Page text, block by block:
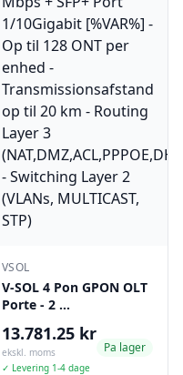
VSOL
V-SOL 4 Pon GPON OLT
Porte - 2 …
13.781.25 kr
ekskl. moms
✓ Levering 1-4 dage
Pa lager